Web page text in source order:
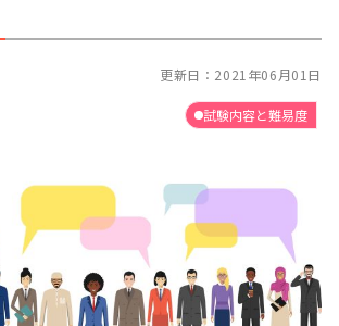
更新日： 2021年06月01日
試験内容と難易度